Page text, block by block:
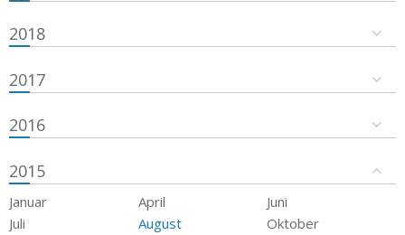
2018
2017
2016
2015
Januar April
Juni
Juli
August
Oktober